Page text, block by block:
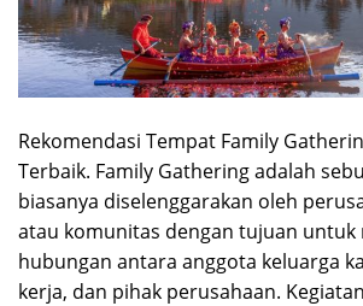
Rekomendasi Tempat Family
Terbaik. Family Gathering adalah
biasanya diselenggarakan oleh
atau komunitas dengan tujuan
hubungan antara anggota keluarga
kerja, dan pihak perusahaan.